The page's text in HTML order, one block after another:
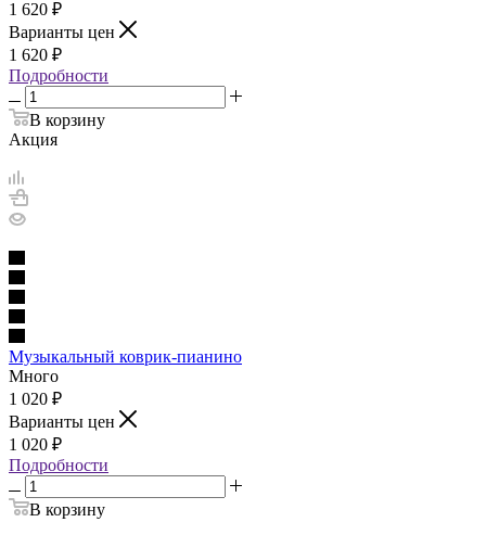
1 620 ₽
Варианты цен
1 620 ₽
Подробности
В корзину
Акция
Музыкальный коврик-пианино
Много
1 020 ₽
Варианты цен
1 020 ₽
Подробности
В корзину